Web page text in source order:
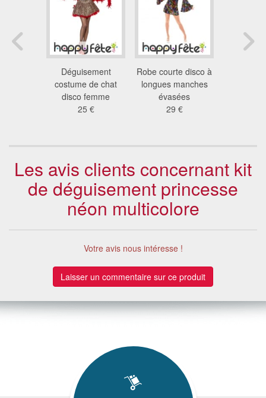
Déguisement
costume de chat
disco femme
25 €
Robe courte disco à
longues manches
évasées
29 €
Les avis clients concernant kit
de déguisement princesse
néon multicolore
Votre avis nous intéresse !
Laisser un commentaire sur ce produit